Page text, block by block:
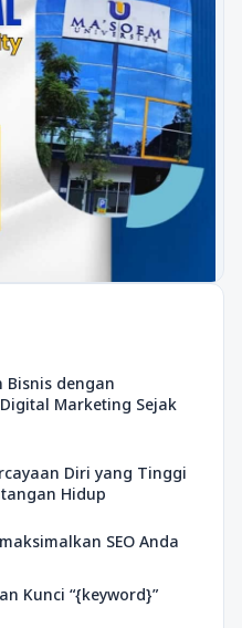
Bisnis dengan
Marketing Sejak
Diri yang Tinggi
Hidup
SEO Anda
Kunci “{keyword}”